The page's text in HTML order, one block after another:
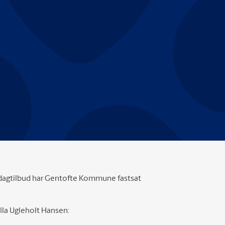
har Gentofte Kommune fastsat
Ugleholt Hansen: